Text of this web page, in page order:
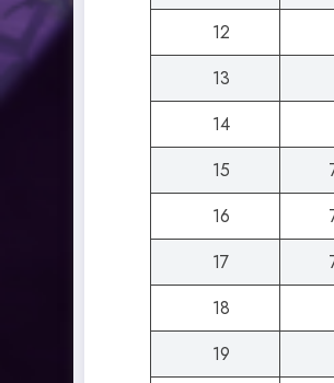
12
13
14
15
16
17
18
19